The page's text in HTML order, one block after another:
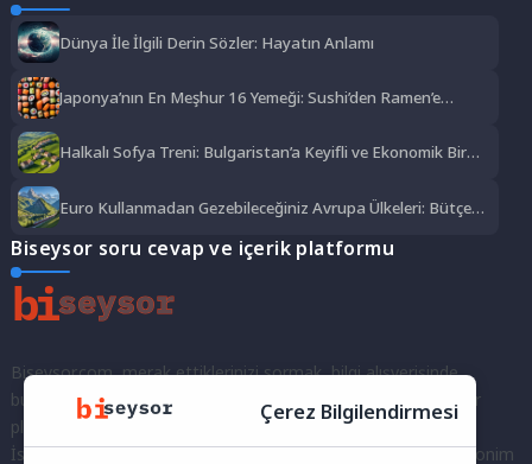
Dünya İle İlgili Derin Sözler: Hayatın Anlamı
Japonya’nın En Meşhur 16 Yemeği: Sushi’den Ramen’e
Halkalı Sofya Treni: Bulgaristan’a Keyifli ve Ekonomik Bir
Euro Kullanmadan Gezebileceğiniz Avrupa Ülkeleri: Bütçe
Biseysor soru cevap ve içerik platformu
Biseysor.com, merak ettiklerinizi sormak, bilgi alışverişinde
bulunmak ve fikirlerinizi paylaşmak için bir araya geldiğimiz bir
platformdur.
İster kayıtlı bir kullanıcı olarak topluluğumuza katılın, ister anonim
Çerez Bilgilendirmesi